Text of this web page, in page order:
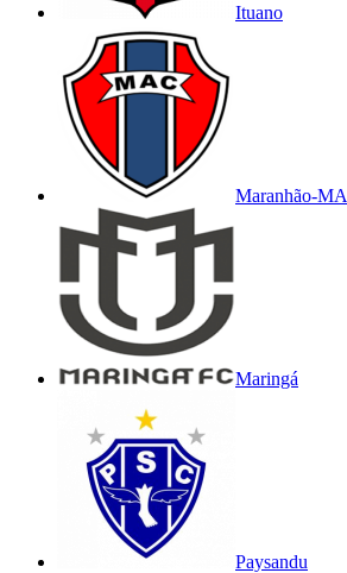
Ituano
Maranhão-MA
Maringá
Paysandu